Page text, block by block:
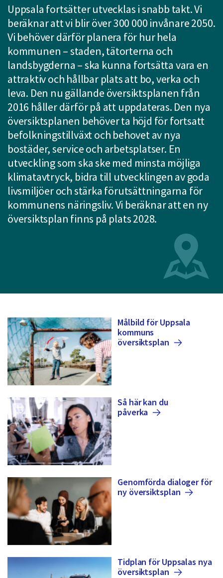
att
presenteras
under
fältet.
Använd
piltangenterna
för
att
navigera
mellan
sökförslagen
och
enter
för
att
välja
något
av
Uppsala fortsätter utvecklas i snabb takt. Vi
beräknar att vi blir över 300 000 invånare 2050.
Vi behöver därför planera för hur hela
kommunen – staden, tätorterna och
landsbygderna – ska kunna fortsätta vara en
attraktiv och hållbar plats att bo, verka och
leva. Den nu gällande översiktsplanen från
2016 håller därför på att uppdateras. Den nya
översiktsplanen behöver ta höjd för fortsatt
befolkningstillväxt och behovet av nya
bostäder, service och arbetsplatser. En
utveckling som ska ske med minsta möjliga
klimatavtryck, bidra till utvecklingen av goda
livsmiljöer och stärka förutsättningarna för
kommunens näringsliv. Vi beräknar att en ny
översiktsplan finns på plats 2028.
Målbild för Uppsala
kommuns
översiktsplan
Så här kan du
påverka
Genomförda dialoger för
ny översiktsplan
Tidplan för Uppsalas nya
översiktsplan